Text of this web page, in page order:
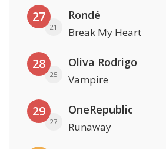
27
21
Rondé
Break My Heart
28
25
Oliva Rodrigo
Vampire
29
27
OneRepublic
Runaway